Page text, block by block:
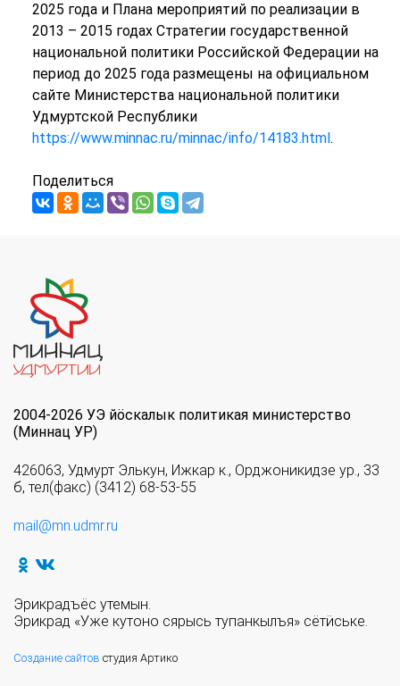
2025 года и Плана мероприятий по реализации в
2013 – 2015 годах Стратегии государственной
национальной политики Российской Федерации на
период до 2025 года размещены на официальном
сайте Министерства национальной политики
Удмуртской Республики
https://www.minnac.ru/minnac/info/14183.html .
Поделиться
2004-2026 УЭ йöскалык политикая министерство
(Миннац УР)
426063, Удмурт Элькун, Ижкар к., Орджоникидзе ур., 33
б, тел(факс) (3412) 68-53-55
mail@mn.udmr.ru
Эрикрадъёс утемын.
Эрикрад «Уже кутоно сярысь тупанкылъя» сётӥське.
Создание сайтов студия Артико